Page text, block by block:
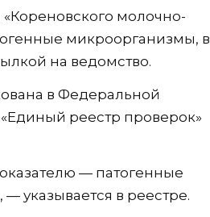
молочно-
микроорганизмы, в
на ведомство.
в Федеральной
реестр проверок»
— патогенные
указывается в реестре.